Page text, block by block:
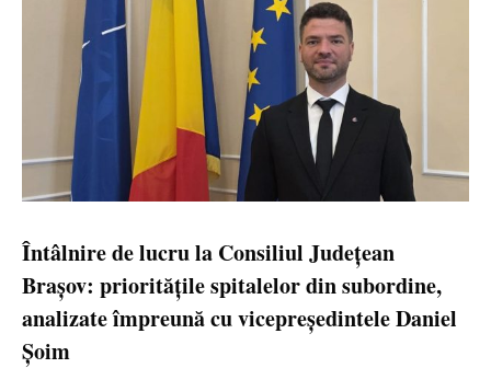
Întâlnire de lucru la Consiliul Județean
Brașov: prioritățile spitalelor din subordine,
analizate împreună cu vicepreședintele Daniel
Șoim